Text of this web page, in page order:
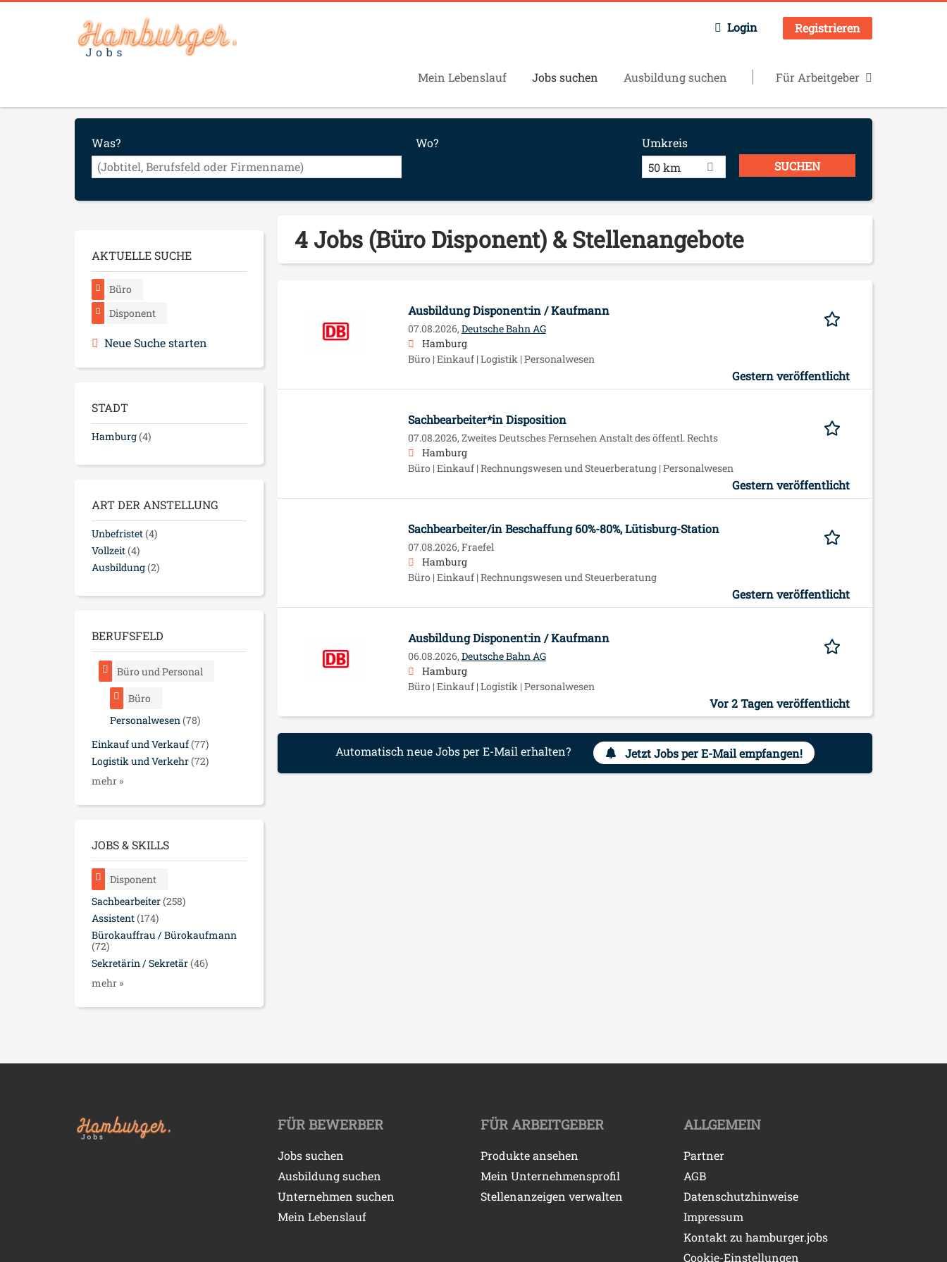
Login Registrieren
Mein Lebenslauf Jobs suchen Ausbildung suchen Für Arbeitgeber
Was? Wo?
Umkreis
50 km
4 Jobs (Büro Disponent) & Stellenangebote
Ausbildung Disponent:in / Kaufmann
07.08.2026, Deutsche Bahn AG
Hamburg
Büro | Einkauf | Logistik | Personalwesen
Gestern veröffentlicht
Sachbearbeiter*in Disposition
07.08.2026, Zweites Deutsches Fernsehen Anstalt des öffentl. Rechts
Hamburg
Büro | Einkauf | Rechnungswesen und Steuerberatung | Personalwesen
Gestern veröffentlicht
Sachbearbeiter/in Beschaffung 60%-80%, Lütisburg-Station
07.08.2026, Fraefel
Hamburg
Büro | Einkauf | Rechnungswesen und Steuerberatung
Gestern veröffentlicht
Ausbildung Disponent:in / Kaufmann
06.08.2026, Deutsche Bahn AG
Hamburg
Büro | Einkauf | Logistik | Personalwesen
Vor 2 Tagen veröffentlicht
Automatisch neue Jobs per E-Mail erhalten? Jetzt Jobs per E-Mail empfangen!
AKTUELLE SUCHE
Büro
Disponent
Neue Suche starten
STADT
Hamburg(4)
ART DER ANSTELLUNG
Unbefristet(4)
Vollzeit(4)
Ausbildung(2)
BERUFSFELD
Büro und Personal
Büro
Personalwesen(78)
Einkauf und Verkauf(77)
Logistik und Verkehr(72)
mehr »
JOBS & SKILLS
Disponent
Sachbearbeiter(258)
Assistent(174)
Bürokauffrau / Bürokaufmann
(72)
Sekretärin / Sekretär(46)
mehr »
FÜR BEWERBER
Jobs suchen
Ausbildung suchen
Unternehmen suchen
Mein Lebenslauf
FÜR ARBEITGEBER
Produkte ansehen
Mein Unternehmensprofil
Stellenanzeigen verwalten
ALLGEMEIN
Partner
AGB
Datenschutzhinweise
Impressum
Kontakt zu hamburger.jobs
Cookie-Einstellungen